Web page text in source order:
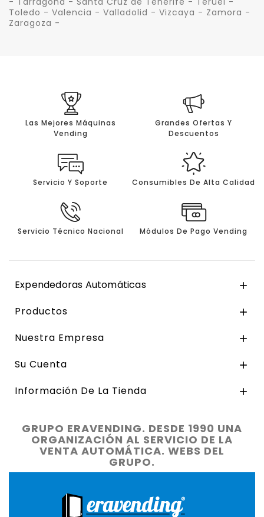
Toledo - Valencia - Valladolid - Vizcaya - Zamora -
Zaragoza -
Las Mejores Máquinas
Vending
Grandes Ofertas Y
Descuentos
Servicio Y Soporte Consumibles De Alta Calidad
Servicio Técnico Nacional Módulos De Pago Vending
Expendedoras Automáticas 
Productos 
Nuestra Empresa 
Su Cuenta 
Información De La Tienda 
GRUPO ERAVENDING. DESDE 1990 UNA
ORGANIZACIÓN AL SERVICIO DE LA
VENTA AUTOMÁTICA. WEBS DEL
GRUPO.